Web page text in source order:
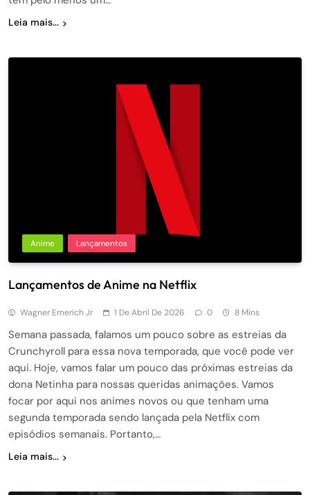
Leia mais...
Anime Lançamentos
Lançamentos de Anime na Netflix
Wagner Emerich Jr 1 De Abril De 2026 0 8 Mins
Semana passada, falamos um pouco sobre as estreias da
Crunchyroll para essa nova temporada, que você pode ver
aqui. Hoje, vamos falar um pouco das próximas estreias da
dona Netinha para nossas queridas animações. Vamos
focar por aqui nos animes novos ou que tenham uma
segunda temporada sendo lançada pela Netflix com
episódios semanais. Portanto,…
Leia mais...